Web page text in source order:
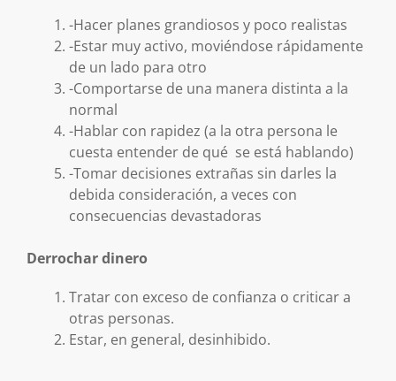
-Hacer planes grandiosos y poco realistas
-Estar muy activo, moviéndose rápidamente
de un lado para otro
-Comportarse de una manera distinta a la
normal
-Hablar con rapidez (a la otra persona le
cuesta entender de qué se está hablando)
-Tomar decisiones extrañas sin darles la
debida consideración, a veces con
consecuencias devastadoras
Derrochar dinero
Tratar con exceso de confianza o criticar a
otras personas.
Estar, en general, desinhibido.